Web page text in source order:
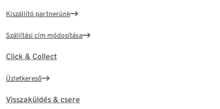
Kiszállító partnerünk
Szállítási cím módosítása
Click & Collect
Üzletkereső
Visszaküldés & csere